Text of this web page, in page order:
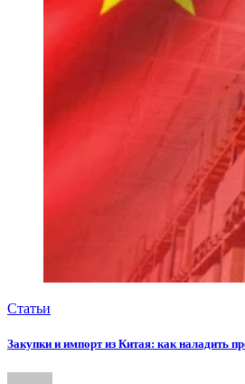
Статьи
Закупки и импорт из Китая: как наладить